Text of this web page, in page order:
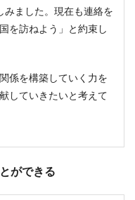
みました。現在も連絡を
を訪ねよう」と約束し
係を構築していく力を
していきたいと考えて
ができる